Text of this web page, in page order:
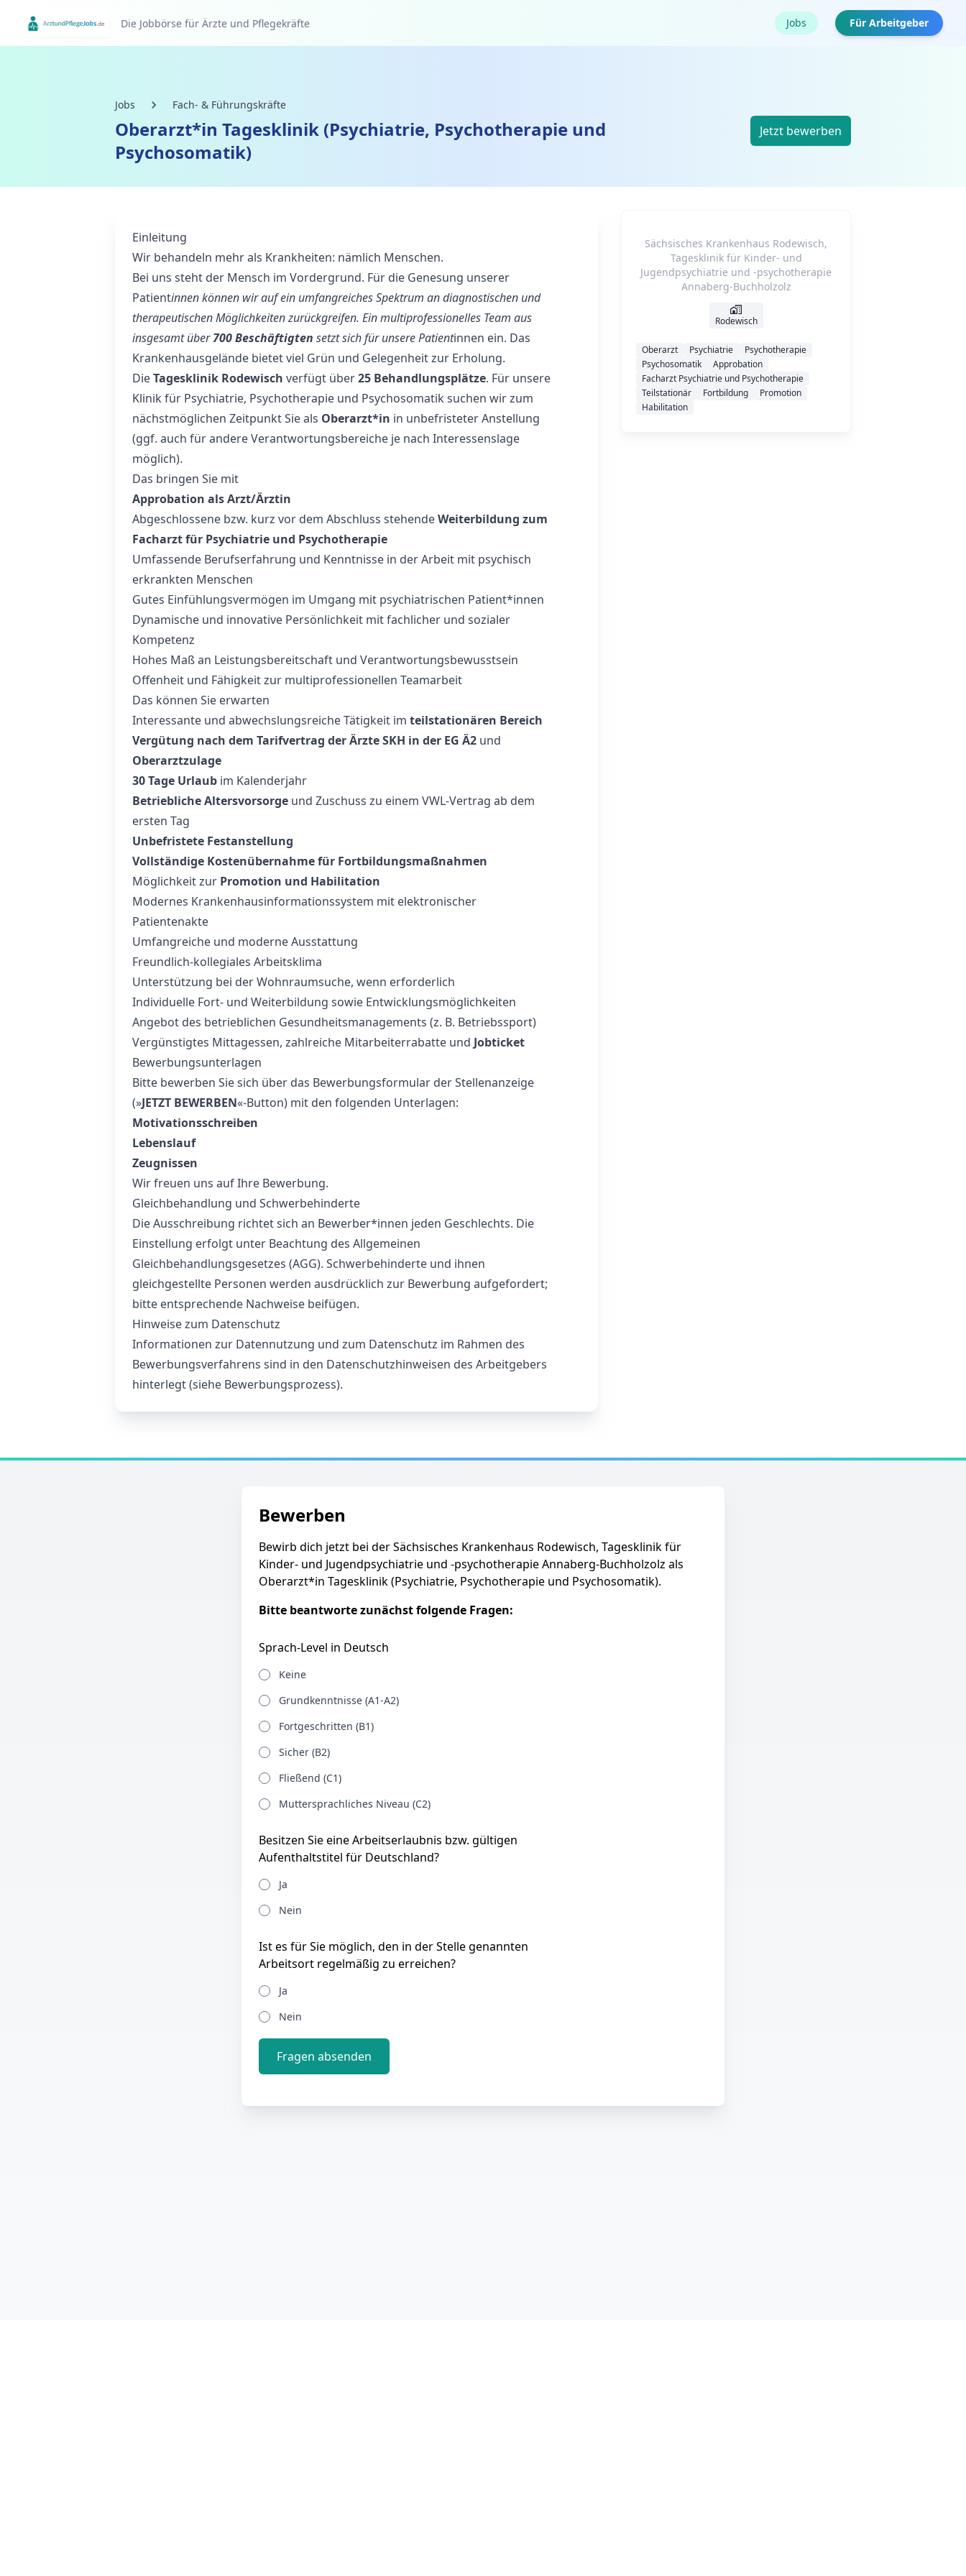
Die Jobbörse für Ärzte und Pflegekräfte Jobs Für Arbeitgeber
Jobs Fach- & Führungskräfte
Oberarzt*in Tagesklinik (Psychiatrie, Psychotherapie und
Psychosomatik)
Jetzt bewerben
Einleitung
Wir behandeln mehr als Krankheiten: nämlich Menschen.
Bei uns steht der Mensch im Vordergrund. Für die Genesung unserer
Patientinnen können wir auf ein umfangreiches Spektrum an diagnostischen und
therapeutischen Möglichkeiten zurückgreifen. Ein multiprofessionelles Team aus
insgesamt über700 Beschäftigten setzt sich für unsere Patientinnen ein. Das
Krankenhausgelände bietet viel Grün und Gelegenheit zur Erholung.
DieTagesklinik Rodewisch verfügt über25 Behandlungsplätze. Für unsere
Klinik für Psychiatrie, Psychotherapie und Psychosomatik suchen wir zum
nächstmöglichen Zeitpunkt Sie als Oberarzt*in in unbefristeter Anstellung
(ggf. auch für andere Verantwortungsbereiche je nach Interessenslage
möglich).
Das bringen Sie mit
Approbation als Arzt/Ärztin
Abgeschlossene bzw. kurz vor dem Abschluss stehendeWeiterbildung zum
Facharzt für Psychiatrie und Psychotherapie
Umfassende Berufserfahrung und Kenntnisse in der Arbeit mit psychisch
erkrankten Menschen
Gutes Einfühlungsvermögen im Umgang mit psychiatrischen Patient*innen
Dynamische und innovative Persönlichkeit mit fachlicher und sozialer
Kompetenz
Hohes Maß an Leistungsbereitschaft und Verantwortungsbewusstsein
Offenheit und Fähigkeit zur multiprofessionellen Teamarbeit
Das können Sie erwarten
Interessante und abwechslungsreiche Tätigkeit im teilstationären Bereich
Vergütung nach dem Tarifvertrag der Ärzte SKH in der EG Ä2 und
Oberarztzulage
30 Tage Urlaub im Kalenderjahr
Betriebliche Altersvorsorge und Zuschuss zu einem VWL-Vertrag ab dem
ersten Tag
Unbefristete Festanstellung
Vollständige Kostenübernahme für Fortbildungsmaßnahmen
Möglichkeit zur Promotion und Habilitation
Modernes Krankenhausinformationssystem mit elektronischer
Patientenakte
Umfangreiche und moderne Ausstattung
Freundlich-kollegiales Arbeitsklima
Unterstützung bei der Wohnraumsuche, wenn erforderlich
Individuelle Fort- und Weiterbildung sowie Entwicklungsmöglichkeiten
Angebot des betrieblichen Gesundheitsmanagements (z. B. Betriebssport)
Vergünstigtes Mittagessen, zahlreiche Mitarbeiterrabatte und Jobticket
Bewerbungsunterlagen
Bitte bewerben Sie sich über das Bewerbungsformular der Stellenanzeige
(»JETZT BEWERBEN«-Button) mit den folgenden Unterlagen:
Motivationsschreiben
Lebenslauf
Zeugnissen
Wir freuen uns auf Ihre Bewerbung.
Gleichbehandlung und Schwerbehinderte
Die Ausschreibung richtet sich an Bewerber*innen jeden Geschlechts. Die
Einstellung erfolgt unter Beachtung des Allgemeinen
Gleichbehandlungsgesetzes (AGG). Schwerbehinderte und ihnen
gleichgestellte Personen werden ausdrücklich zur Bewerbung aufgefordert;
bitte entsprechende Nachweise beifügen.
Hinweise zum Datenschutz
Informationen zur Datennutzung und zum Datenschutz im Rahmen des
Bewerbungsverfahrens sind in den Datenschutzhinweisen des Arbeitgebers
hinterlegt (siehe Bewerbungsprozess).
Sächsisches Krankenhaus Rodewisch,
Tagesklinik für Kinder- und
Jugendpsychiatrie und -psychotherapie
Annaberg-Buchholzolz
Rodewisch
Oberarzt Psychiatrie
Psychotherapie
Psychosomatik
Approbation
Facharzt Psychiatrie und Psychotherapie
Teilstationär
Fortbildung
Promotion
Habilitation
Bewerben
Bewirb dich jetzt bei der Sächsisches Krankenhaus Rodewisch, Tagesklinik für
Kinder- und Jugendpsychiatrie und -psychotherapie Annaberg-Buchholzolz als
Oberarzt*in Tagesklinik (Psychiatrie, Psychotherapie und Psychosomatik).
Bitte beantworte zunächst folgende Fragen:
Sprach-Level in Deutsch
Keine
Grundkenntnisse (A1-A2)
Fortgeschritten (B1)
Sicher (B2)
Fließend (C1)
Muttersprachliches Niveau (C2)
Besitzen Sie eine Arbeitserlaubnis bzw. gültigen
Aufenthaltstitel für Deutschland?
Ja
Nein
Ist es für Sie möglich, den in der Stelle genannten
Arbeitsort regelmäßig zu erreichen?
Ja
Nein
Fragen absenden